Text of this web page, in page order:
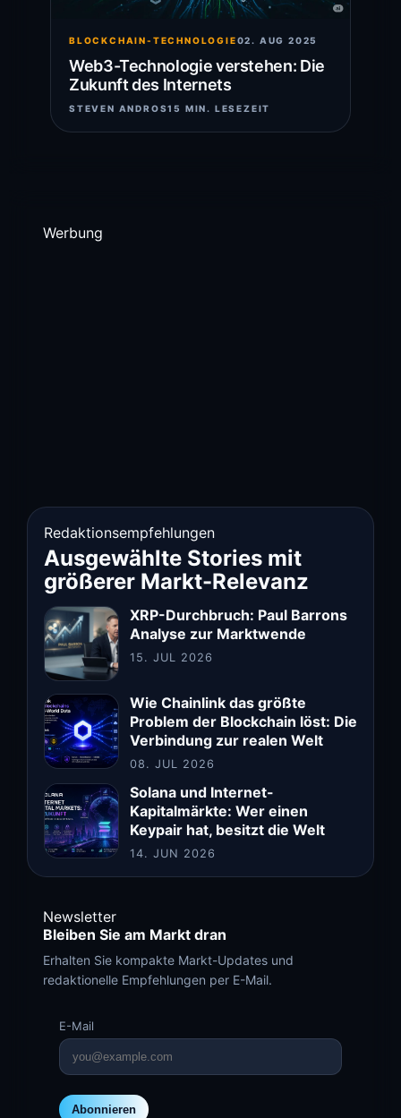
BLOCKCHAIN-TECHNOLOGIE02. AUG 2025
Web3-Technologie verstehen: Die
Zukunft des Internets
STEVEN ANDROS15 MIN. LESEZEIT
Werbung
Redaktionsempfehlungen
Ausgewählte Stories mit
größerer Markt-Relevanz
XRP-Durchbruch: Paul Barrons
Analyse zur Marktwende
15. JUL 2026
Wie Chainlink das größte
Problem der Blockchain löst: Die
Verbindung zur realen Welt
08. JUL 2026
Solana und Internet-
Kapitalmärkte: Wer einen
Keypair hat, besitzt die Welt
14. JUN 2026
Newsletter
Bleiben Sie am Markt dran
Erhalten Sie kompakte Markt-Updates und
redaktionelle Empfehlungen per E-Mail.
E-Mail
Abonnieren